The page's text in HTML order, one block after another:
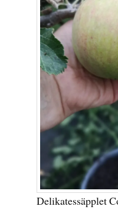
Delikatessäpplet